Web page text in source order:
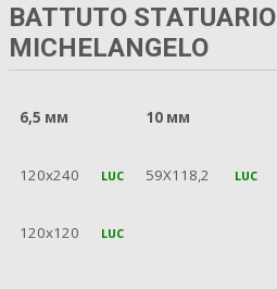
BATTUTO STATUARIO
MICHELANGELO
6,5 мм 10 мм
120x240 LUC 59X118,2 LUC
120x120 LUC